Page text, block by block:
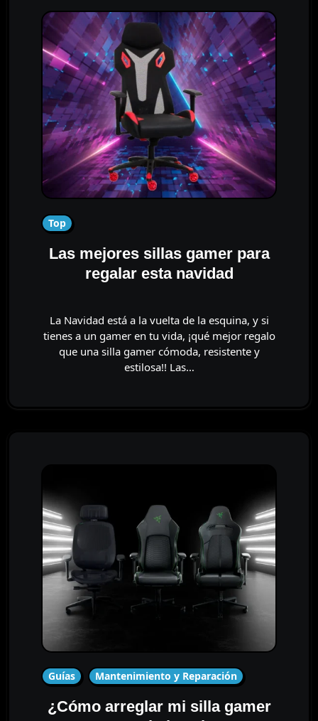
Top
Las mejores sillas gamer para
regalar esta navidad
La Navidad está a la vuelta de la esquina, y si
tienes a un gamer en tu vida, ¡qué mejor regalo
que una silla gamer cómoda, resistente y
estilosa!! Las…
Guías Mantenimiento y Reparación
¿Cómo arreglar mi silla gamer